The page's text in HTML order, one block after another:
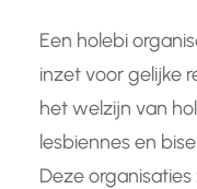
Een holebi
inzet voor gelijke
het welzijn van
lesbiennes en
Deze